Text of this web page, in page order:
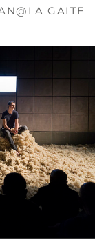
GAITE